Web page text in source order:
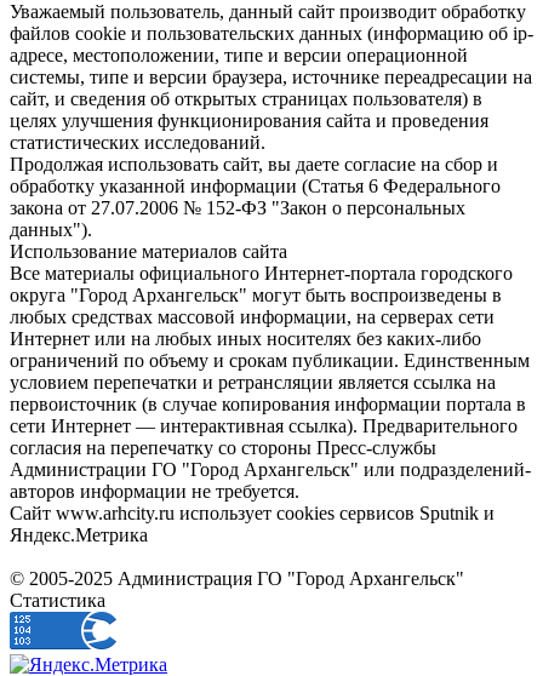
Уважаемый пользователь, данный сайт производит обработку
файлов cookie и пользовательских данных (информацию об ip-
адресе, местоположении, типе и версии операционной
системы, типе и версии браузера, источнике переадресации на
сайт, и сведения об открытых страницах пользователя) в
целях улучшения функционирования сайта и проведения
статистических исследований.
Продолжая использовать сайт, вы даете согласие на сбор и
обработку указанной информации (Статья 6 Федерального
закона от 27.07.2006 № 152-ФЗ "Закон о персональных
данных").
Использование материалов сайта
Все материалы официального Интернет-портала городского
округа "Город Архангельск" могут быть воспроизведены в
любых средствах массовой информации, на серверах сети
Интернет или на любых иных носителях без каких-либо
ограничений по объему и срокам публикации. Единственным
условием перепечатки и ретрансляции является ссылка на
первоисточник (в случае копирования информации портала в
сети Интернет — интерактивная ссылка). Предварительного
согласия на перепечатку со стороны Пресс-службы
Администрации ГО "Город Архангельск" или подразделений-
авторов информации не требуется.
Сайт www.arhcity.ru использует cookies сервисов Sputnik и
Яндекс.Метрика
© 2005-2025 Администрация ГО "Город Архангельск"
Статистика